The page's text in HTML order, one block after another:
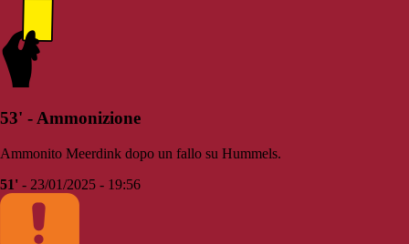
53' - Ammonizione
Ammonito Meerdink dopo un fallo su Hummels.
51' - 23/01/2025 - 19:56